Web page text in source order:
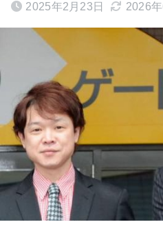
2025年2月23日 2026